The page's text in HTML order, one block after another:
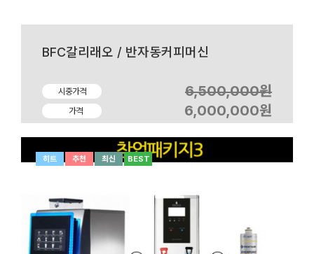
BFC갈리래오 / 반자동커피머신
시중가격 6,500,000원
가격 6,000,000원
히트 추천 최신 BEST